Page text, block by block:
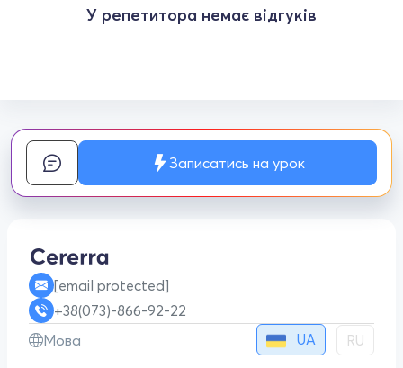
У репетитора немає відгуків
Записатись на урок
[email protected]
+38(073)-866-92-22
Мова
UA RU